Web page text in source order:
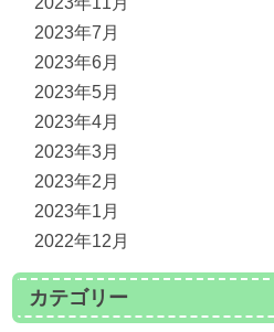
2023年7月
2023年6月
2023年5月
2023年4月
2023年3月
2023年2月
2023年1月
2022年12月
カテゴリー